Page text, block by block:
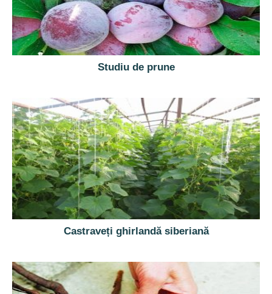
Studiu de prune
Castraveți ghirlandă siberiană